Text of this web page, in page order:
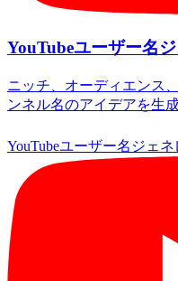
YouTubeユーザー名
ニッチ、オーディエンス
ンネル名のアイデアを生成
YouTubeユーザー名ジェ